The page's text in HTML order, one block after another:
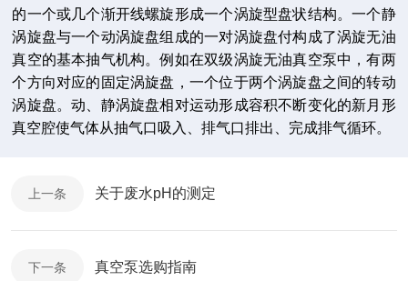
的一个或几个渐开线螺旋形成一个涡旋型盘状结构。一个静
涡旋盘与一个动涡旋盘组成的一对涡旋盘付构成了涡旋无油
真空的基本抽气机构。例如在双级涡旋无油真空泵中，有两
个方向对应的固定涡旋盘，一个位于两个涡旋盘之间的转动
涡旋盘。动、静涡旋盘相对运动形成容积不断变化的新月形
真空腔使气体从抽气口吸入、排气口排出、完成排气循环。
上一条 关于废水pH的测定
下一条 真空泵选购指南